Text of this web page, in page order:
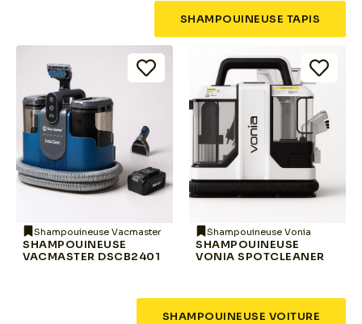
SHAMPOUINEUSE TAPIS
Shampouineuse Vacmaster
SHAMPOUINEUSE
VACMASTER DSCB2401
Shampouineuse Vonia
SHAMPOUINEUSE
VONIA SPOTCLEANER
SHAMPOUINEUSE VOITURE